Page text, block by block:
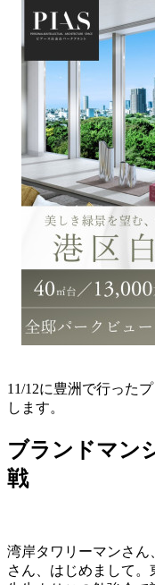
11/12に豊洲で行った
します。
ブランドマン
戦
湾岸タワリーマンさ
さん、はじめまして